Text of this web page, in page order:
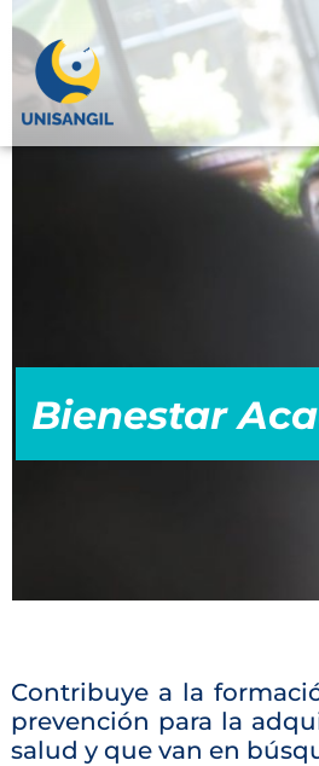
Bienestar
Contribuye a la
prevención para la
salud y que van en